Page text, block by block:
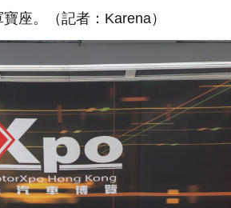
座。（記者：Karena）